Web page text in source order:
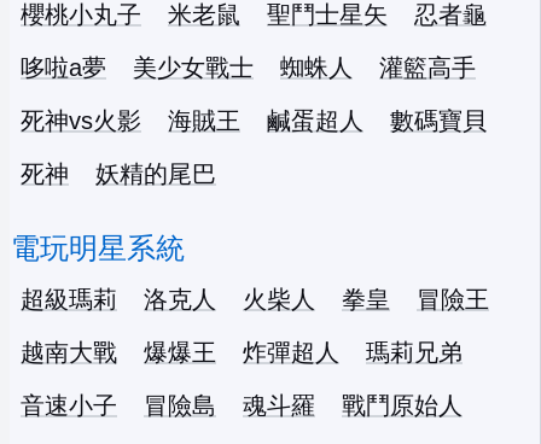
櫻桃小丸子
米老鼠 聖鬥士星矢
忍者龜
哆啦a夢
美少女戰士 蜘蛛人
灌籃高手
死神vs火影
海賊王 鹹蛋超人
數碼寶貝
死神
妖精的尾巴
電玩明星系統
超級瑪莉 洛克人 火柴人 拳皇
冒險王
越南大戰
爆爆王 炸彈超人
瑪莉兄弟
音速小子
冒險島 魂斗羅
戰鬥原始人